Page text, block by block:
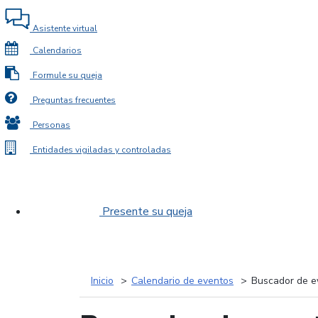
Asistente virtual
Calendarios
Formule su queja
Preguntas frecuentes
Personas
Entidades vigiladas y controladas
Presente su queja
Inicio Calendario de eventos Buscador de